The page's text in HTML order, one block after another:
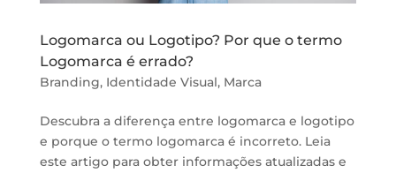
Logomarca ou Logotipo? Por que o termo
Logomarca é errado?
Branding, Identidade Visual, Marca
Descubra a diferença entre logomarca e logotipo
e porque o termo logomarca é incorreto. Leia
este artigo para obter informações atualizadas e